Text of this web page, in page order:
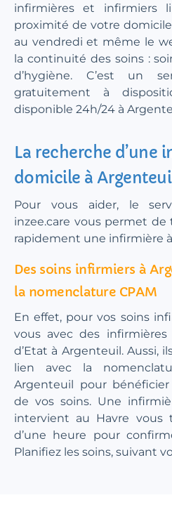
infirmières et infirmiers
proximité de votre
au vendredi et même le
la continuité des soins :
d’hygiène. C’est un
gratuitement à
disponible 24h/24 à
La recherche d’une
domicile à
Pour vous aider, le
inzee.care vous permet
rapidement une infirmière
Des soins infirmiers à
la nomenclature CPAM
En effet, pour vos soins
vous avec des
d’Etat à Argenteuil. Aussi,
lien avec la
Argenteuil pour
de vos soins. Une
intervient au Havre vous
d’une heure pour
Planifiez les soins, suivant